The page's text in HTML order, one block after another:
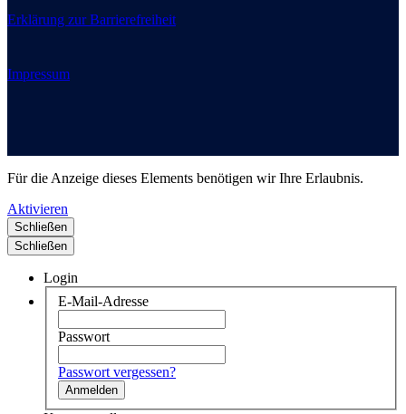
Erklärung zur Barrierefreiheit
Impressum
Für die Anzeige dieses Elements benötigen wir Ihre Erlaubnis.
Aktivieren
Schließen
Schließen
Login
E-Mail-Adresse
Passwort
Passwort vergessen?
Anmelden